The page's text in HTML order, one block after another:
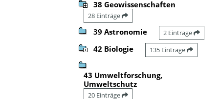
38 Geowissenschaften
28 Einträge
39 Astronomie 2 Einträge
42 Biologie 135 Einträge
43 Umweltforschung,
Umweltschutz
20 Einträge